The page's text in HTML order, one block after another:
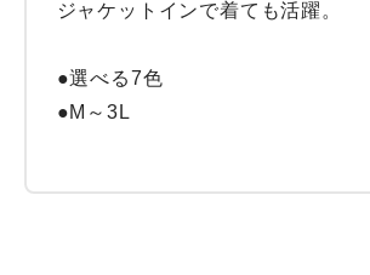
ジャケットインで着ても活躍。
●選べる7色
●M～3L